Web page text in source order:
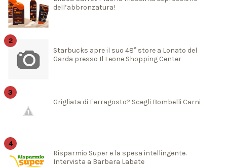
dell’abbronzatura!
Starbucks apre il suo 48° store a Lonato del
Garda presso Il Leone Shopping Center
Grigliata di Ferragosto? Scegli Bombelli Carni
Risparmio Super e la spesa intellingente.
Intervista a Barbara Labate